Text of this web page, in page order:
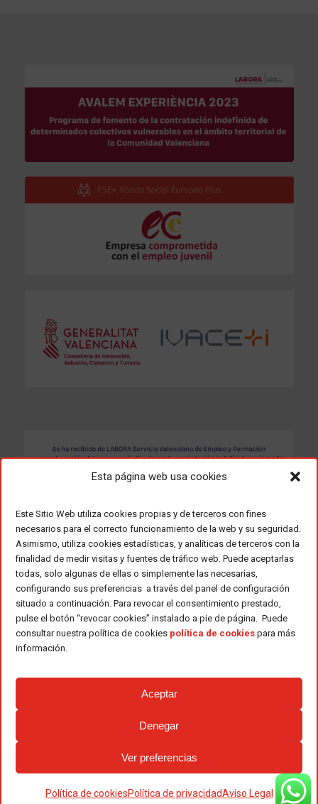
Esta página web usa cookies
Este Sitio Web utiliza cookies propias y de terceros con fines
necesarios para el correcto funcionamiento de la web y su seguridad.
Asimismo, utiliza cookies estadísticas, y analíticas de terceros con la
finalidad de medir visitas y fuentes de tráfico web. Puede aceptarlas
todas, solo algunas de ellas o simplemente las necesarias,
configurando sus preferencias a través del panel de configuración
situado a continuación. Para revocar el consentimiento prestado,
pulse el botón “revocar cookies” instalado a pie de página. Puede
consultar nuestra política de cookies política de cookies para más
información.
Aceptar
Denegar
Ver preferencias
Política de cookiesPolítica de privacidadAviso Legal